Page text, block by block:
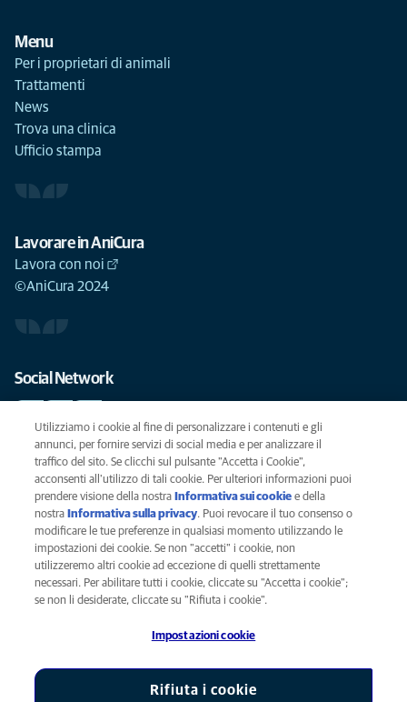
Menu
Per i proprietari di animali
Trattamenti
News
Trova una clinica
Ufficio stampa
Lavorare in AniCura
Lavora con noi
©AniCura 2024
Social Network
Le migliori cure per il vostro animale domestico
SCRIVICI
info@anicura.it
Privacy
Legal
AniCura è un'affiliata di Mars, Inc © 2026
Utilizziamo i cookie al fine di personalizzare i contenuti e gli
annunci, per fornire servizi di social media e per analizzare il
traffico del sito. Se clicchi sul pulsante "Accetta i Cookie",
acconsenti all'utilizzo di tali cookie. Per ulteriori informazioni puoi
prendere visione della nostra Informativa sui cookie (opens in a new
tab)
e della
nostra Informativa sulla privacy(opens in a new tab)
. Puoi revocare il tuo consenso o
modificare le tue preferenze in qualsiasi momento utilizzando le
impostazioni dei cookie. Se non "accetti" i cookie, non
utilizzeremo altri cookie ad eccezione di quelli strettamente
necessari. Per abilitare tutti i cookie, cliccate su "Accetta i cookie";
se non li desiderate, cliccate su "Rifiuta i cookie".
Impostazioni cookie
Rifiuta i cookie